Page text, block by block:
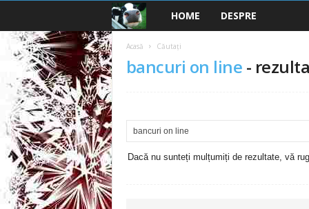
a
n
u
HOME DESPRE
Acasă Căutați
bancuri on line -
Dacă nu sunteți mulțumiți de rezultate, vă